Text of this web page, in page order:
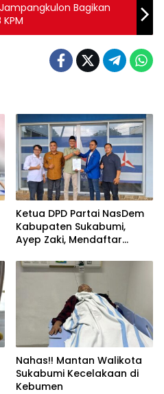
Bagikan
Ketua DPD Partai NasDem
Kabupaten Sukabumi,
Ayep Zaki, Mendaftar
Sukabumi
Nahas!! Mantan Walikota
Sukabumi Kecelakaan di
Kebumen